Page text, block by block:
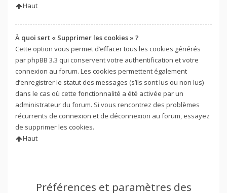
Haut
À quoi sert « Supprimer les cookies » ?
Cette option vous permet d’effacer tous les cookies générés
par phpBB 3.3 qui conservent votre authentification et votre
connexion au forum. Les cookies permettent également
d’enregistrer le statut des messages (s’ils sont lus ou non lus)
dans le cas où cette fonctionnalité a été activée par un
administrateur du forum. Si vous rencontrez des problèmes
récurrents de connexion et de déconnexion au forum, essayez
de supprimer les cookies.
Haut
Préférences et paramètres des